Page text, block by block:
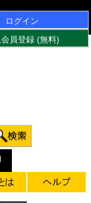
ログイン
員登録 (無料)